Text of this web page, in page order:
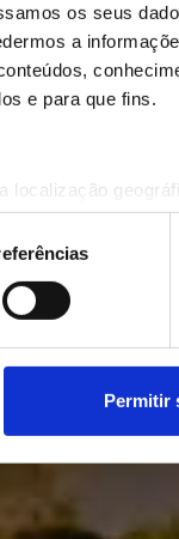
os seus
a
e para que fins.
localização
de forma
são
a qualquer
acerca da sua
comPermitir
Festas,